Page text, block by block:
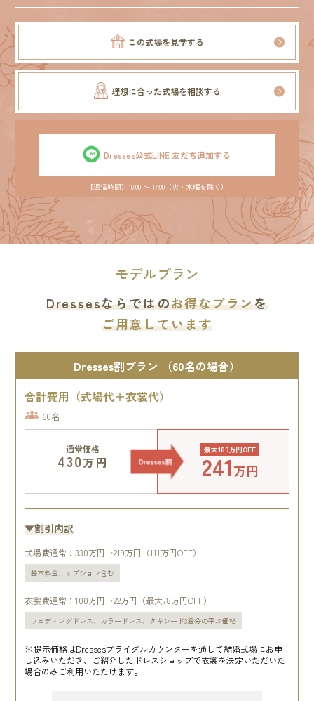
この式場を見学する
理想に合った式場を相談する
Dresses公式LINE 友だち追加する
【返信時間】10:00 〜 17:00（火・水曜を除く）
モデルプラン
Dressesならではのお得なプランを
ご用意しています
Dresses割プラン （60名の場合）
合計費用（式場代＋衣裳代）
60名
通常価格
430万円
最大189万円OFF
241万円
▼割引内訳
式場費通常：330万円→219万円（111万円OFF）
基本料金、オプション含む
衣裳費通常：100万円→22万円（最大78万円OFF）
ウェディングドレス、カラードレス、タキシード3着分の平均価格
※提示価格はDressesブライダルカウンターを通して結婚式場にお申
し込みいただき、ご紹介したドレスショップで衣裳を決定いただいた
場合のみご利用いただけます。